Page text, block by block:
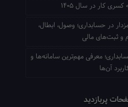
کار در سال ۱۴۰۵
در حسابداری؛ وصول، ابطال،
و ثبت‌های مالی
معرفی مهم‌ترین سامانه‌ها و
آن‌ها
پربازدید